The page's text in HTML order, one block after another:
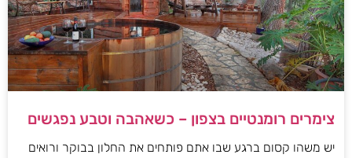
צימרים רומנטיים בצפון – כשאהבה וטבע נפגשים
יש משהו קסום ברגע שבו אתם פותחים את החלון בבוקר ורואים